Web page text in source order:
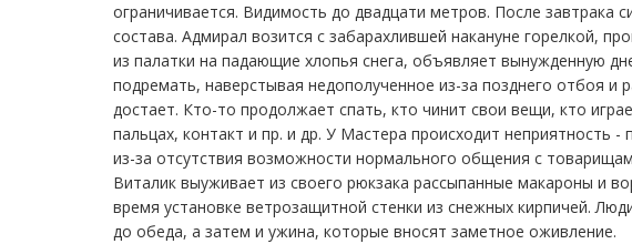
ограничивается. Видимость до двадцати метров. После
состава. Адмирал возится с забарахлившей накануне горелкой,
из палатки на падающие хлопья снега, объявляет вынужденную
подремать, наверстывая недополученное из-за позднего отбоя
достает. Кто-то продолжает спать, кто чинит свои вещи, кто
пальцах, контакт и пр. и др. У Мастера происходит неприятность
из-за отсутствия возможности нормального общения с
Виталик выуживает из своего рюкзака рассыпанные макароны и
время установке ветрозащитной стенки из снежных кирпичей.
до обеда, а затем и ужина, которые вносят заметное оживление.